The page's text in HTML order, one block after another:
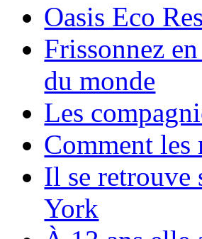
Oasis Eco
Frissonnez
du monde
Les
Comment les
Il se retrouve
York